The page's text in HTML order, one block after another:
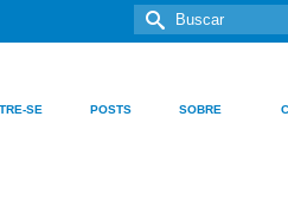
Buscar
por:
SE POSTS SOBRE